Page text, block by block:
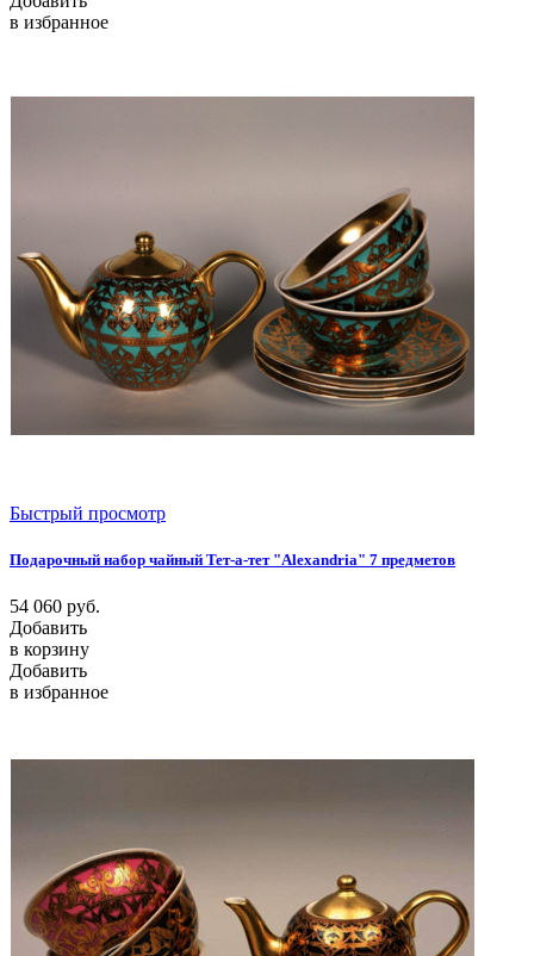
в избранное
Быстрый просмотр
Подарочный набор чайный Тет-а-тет "Alexandria" 7 предметов
54 060 руб.
Добавить
в корзину
Добавить
в избранное